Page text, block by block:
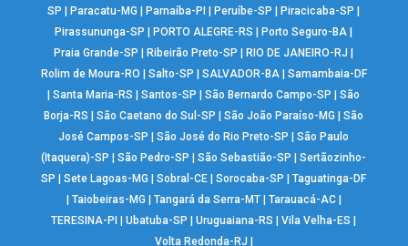
SP
Paracatu-MG Parnaíba-PI Peruíbe-SP Piracicaba-SP
Pirassununga-SP
PORTO ALEGRE-RS Porto Seguro-BA
Praia Grande-SP
Ribeirão Preto-SP RIO DE JANEIRO-RJ
Rolim de Moura-RO
Salto-SP SALVADOR-BA| Samambaia-DF
|Santa Maria-RS |Santos-SP |São Bernardo Campo-SP |São
Borja-RS
|São Caetano do Sul-SP |São João Paraíso-MG |São
José Campos-SP
|São José do Rio Preto-SP |São Paulo
(Itaquera)-SP
|São Pedro-SP |São Sebastião-SP |Sertãozinho-
SP
|Sete Lagoas-MG |Sobral-CE |Sorocaba-SP |Taguatinga-DF
Taiobeiras-MG Tangará da Serra-MT| Tarauacá-AC|
TERESINA-PI
|Ubatuba-SP |Uruguaiana-RS |Vila Velha-ES
Volta Redonda-RJ